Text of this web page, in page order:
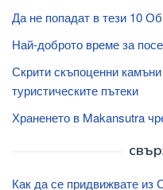
Да не попадат в тези 10
Най-доброто време за
Скрити скъпоценни
туристическите пътеки
Храненето в Makansutra
Как да се придвижвате из